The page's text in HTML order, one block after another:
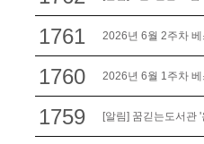
1761 2026년 6월 2주차
1760 2026년 6월 1주차
1759 [알림] 꿈긷는도서관